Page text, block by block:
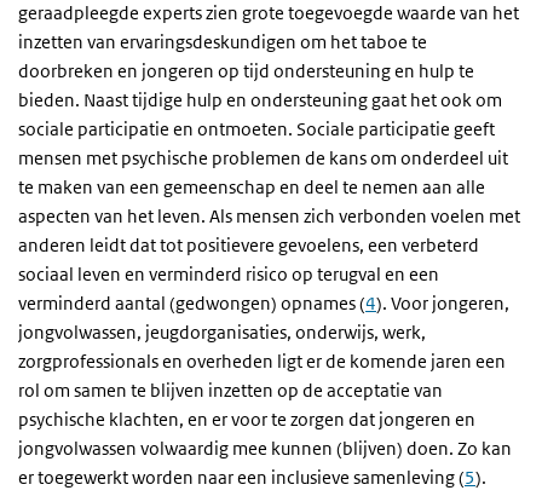
geraadpleegde experts zien grote toegevoegde waarde van het
inzetten van ervaringsdeskundigen om het taboe te
doorbreken en jongeren op tijd ondersteuning en hulp te
bieden. Naast tijdige hulp en ondersteuning gaat het ook om
sociale participatie en ontmoeten. Sociale participatie geeft
mensen met psychische problemen de kans om onderdeel uit
te maken van een gemeenschap en deel te nemen aan alle
aspecten van het leven. Als mensen zich verbonden voelen met
anderen leidt dat tot positievere gevoelens, een verbeterd
sociaal leven en verminderd risico op terugval en een
verminderd aantal (gedwongen) opnames (4). Voor jongeren,
jongvolwassen, jeugdorganisaties, onderwijs, werk,
zorgprofessionals en overheden ligt er de komende jaren een
rol om samen te blijven inzetten op de acceptatie van
psychische klachten, en er voor te zorgen dat jongeren en
jongvolwassen volwaardig mee kunnen (blijven) doen. Zo kan
er toegewerkt worden naar een inclusieve samenleving (5).